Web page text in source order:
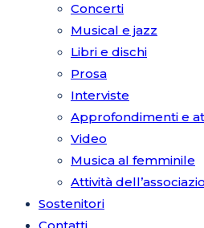
Concerti
Musical e jazz
Libri e dischi
Prosa
Interviste
Approfondimenti e
Video
Musica al femminile
Attività
Sostenitori